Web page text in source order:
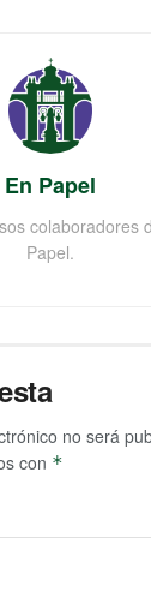
En Papel
colaboradores
Papel.
no será
con *